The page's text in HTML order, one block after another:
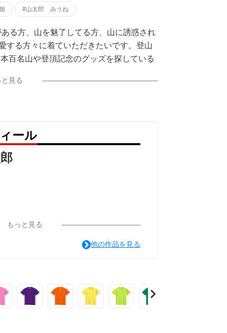
#山太郎 みうね
る方、山を魅了してる方、山に誘惑され
する方々に着ていただきたいです。登山
百名山や登頂記念のグッズを探している
太陽」です。
で検索をお願いします。
と見る
ール
もっと見る
他の作品を見る